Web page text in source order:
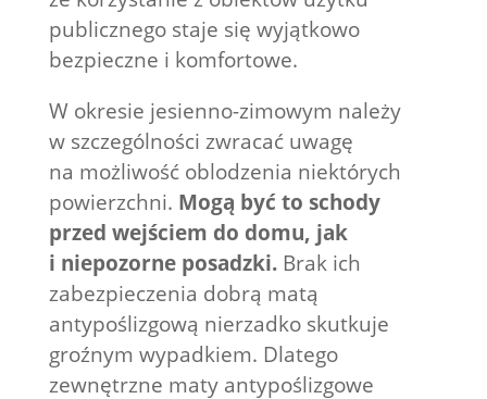
publicznego staje się wyjątkowo
bezpieczne i komfortowe.
W okresie jesienno-zimowym należy
w szczególności zwracać uwagę
na możliwość oblodzenia niektórych
powierzchni. Mogą być to schody
przed wejściem do domu, jak
i niepozorne posadzki.Brak ich
zabezpieczenia dobrą matą
antypoślizgową nierzadko skutkuje
groźnym wypadkiem. Dlatego
zewnętrzne maty antypoślizgowe